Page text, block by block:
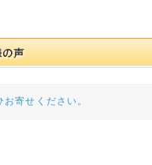
寄せください。